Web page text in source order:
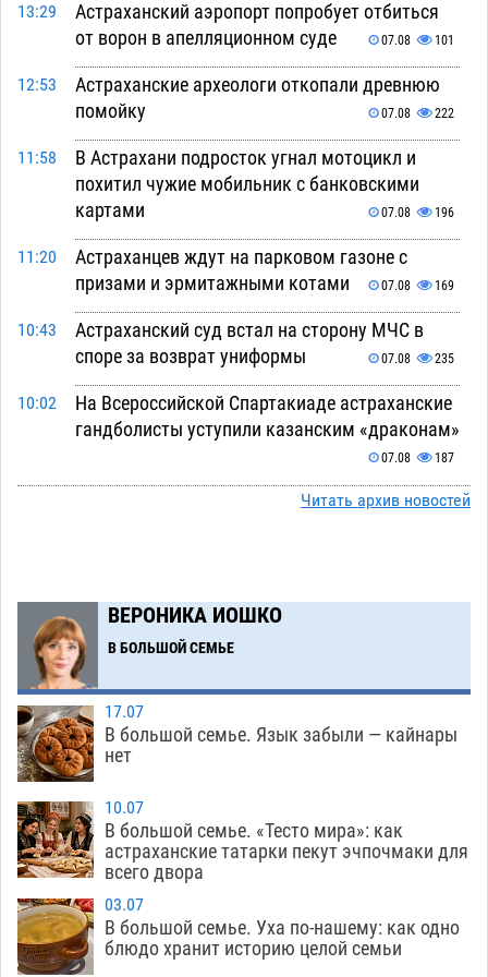
13:29
Астраханский аэропорт попробует отбиться
от ворон в апелляционном суде
07.08 101
12:53
Астраханские археологи откопали древнюю
помойку
07.08 222
11:58
В Астрахани подросток угнал мотоцикл и
похитил чужие мобильник с банковскими
картами
07.08 196
11:20
Астраханцев ждут на парковом газоне с
призами и эрмитажными котами
07.08 169
10:43
Астраханский суд встал на сторону МЧС в
споре за возврат униформы
07.08 235
10:02
На Всероссийской Спартакиаде астраханские
гандболисты уступили казанским «драконам»
07.08 187
Все пострадавшие при пожаре на
08:47
Астраханский суд оценил четыре удара по
голове полицейского в сто тысяч рублей
19:36
Завтра астраханская жара вновь приблизится
к 40-градусному пределу
06.08 427
18:57
В Астрахани впервые открыли смену по
теории игр
18:23
В пятницу без электричества окажутся
Астрахань, Ахтубинск и 6 поселений
17:40
В астраханском поселке ведутся работы по
двум федеральным проектам
Читать архив новостей
ВЕРОНИКА ИОШКО
В БОЛЬШОЙ СЕМЬЕ
17.07
В большой семье. Язык забыли — кайнары
нет
10.07
В большой семье. «Тесто мира»: как
астраханские татарки пекут эчпочмаки для
всего двора
03.07
В большой семье. Уха по-нашему: как одно
блюдо хранит историю целой семьи